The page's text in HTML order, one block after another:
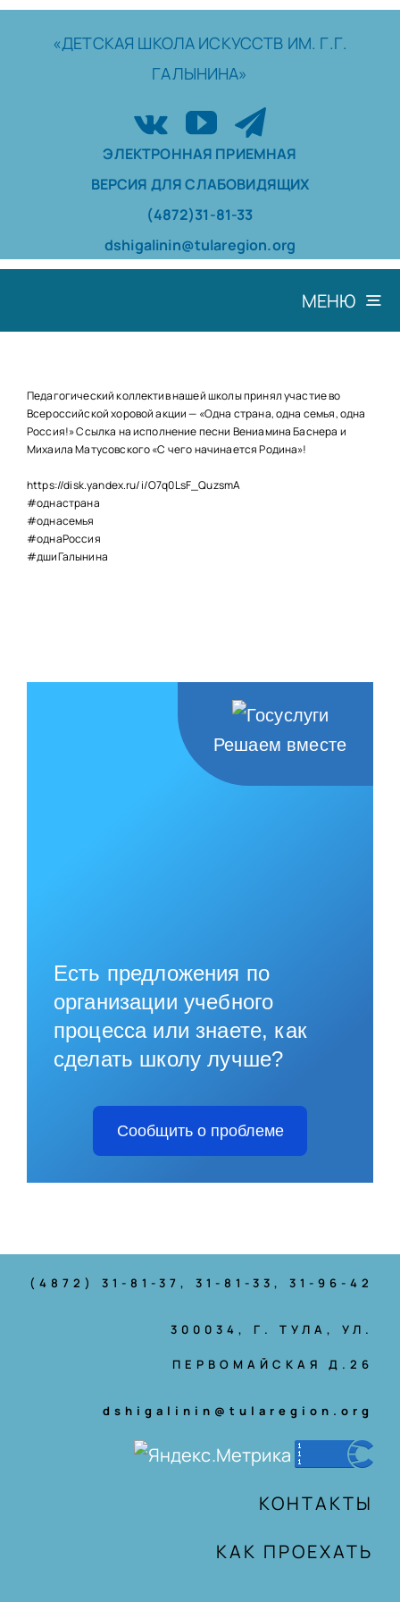
Skip
«ДЕТСКАЯ ШКОЛА ИСКУССТВ ИМ. Г.Г.
ГАЛЫНИНА»
ЭЛЕКТРОННАЯ ПРИЕМНАЯ
ВЕРСИЯ ДЛЯ СЛАБОВИДЯЩИХ
(4872)31-81-33
dshigalinin@tularegion.org
МЕНЮ
НАШИ ПРОЕКТЫ
О ПРИЕМЕ
ОБУЧАЮЩИМСЯ
Педагогический коллектив нашей школы принял участие во
Всероссийской хоровой акции — «Одна страна, одна семья, одна
Россия!» Ссылка на исполнение песни Вениамина Баснера и
Михаила Матусовского «С чего начинается Родина»!
https://disk.yandex.ru/i/O7q0LsF_QuzsmA
#однастрана
#однасемья
#однаРоссия
#дшиГалынина
Решаем вместе
Есть предложения по
организации учебного
процесса или знаете, как
сделать школу лучше?
Сообщить о проблеме
(4872) 31-81-37, 31-81-33, 31-96-42
300034, Г. ТУЛА, УЛ.
ПЕРВОМАЙСКАЯ Д.26
dshigalinin@tularegion.org
КОНТАКТЫ
КАК ПРОЕХАТЬ